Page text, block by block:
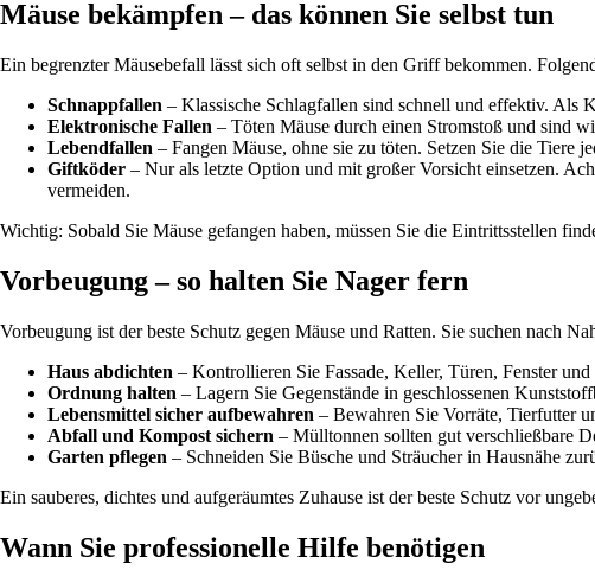
Mäuse bekämpfen – das können Sie selbst tun
Ein begrenzter Mäusebefall lässt sich oft selbst in den Griff bekommen.
Schnappfallen – Klassische Schlagfallen sind schnell und effektiv. Als
Elektronische Fallen – Töten Mäuse durch einen Stromstoß und sind
Lebendfallen – Fangen Mäuse, ohne sie zu töten. Setzen Sie die Tiere
Giftköder – Nur als letzte Option und mit großer Vorsicht einsetzen.
vermeiden.
Wichtig: Sobald Sie Mäuse gefangen haben, müssen Sie die Eintrittsstellen
Vorbeugung – so halten Sie Nager fern
Vorbeugung ist der beste Schutz gegen Mäuse und Ratten. Sie suchen nach
Haus abdichten – Kontrollieren Sie Fassade, Keller, Türen, Fenster
Ordnung halten – Lagern Sie Gegenstände in geschlossenen
Lebensmittel sicher aufbewahren – Bewahren Sie Vorräte, Tierfutter
Abfall und Kompost sichern – Mülltonnen sollten gut verschließbare
Garten pflegen – Schneiden Sie Büsche und Sträucher in Hausnähe
Ein sauberes, dichtes und aufgeräumtes Zuhause ist der beste Schutz vor
Wann Sie professionelle Hilfe benötigen